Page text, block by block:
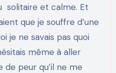
solitaire et calme. Et
que je souffre d’une
je ne savais pas quoi
même à aller
peur qu’il ne me